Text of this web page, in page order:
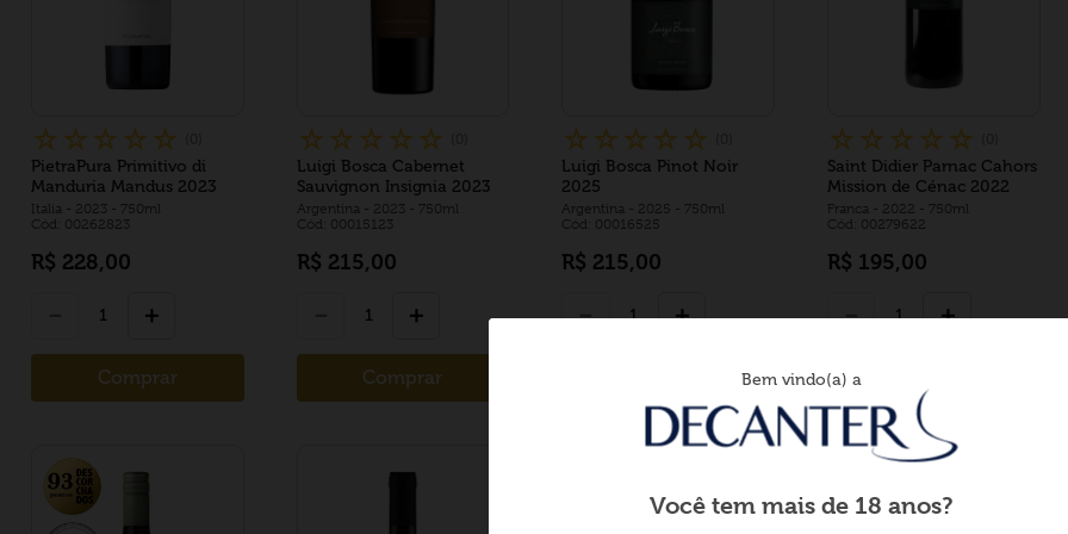
Bem vindo(a) a
Você tem mais de 18 anos?
☆ ☆ ☆ ☆ ☆
PietraPura Primitivo di
Manduria Mandus 2023
Italia - 2023 - 750ml
Cód: 00262823
R$ 228,00
＋
Comprar
☆ ☆ ☆ ☆ ☆
Luigi Bosca Cabernet
Sauvignon Insignia 2023
Argentina- 2023 - 750ml
Cód: 00015123
R$ 215,00
＋
Comprar
☆ ☆ ☆ ☆ ☆
Luigi Bosca Pinot Noir
2025
Argentina - 2025 - 750ml
Cód: 00016525
R$ 215,00
＋
－
☆ ☆ ☆ ☆ ☆
Saint Didier Parnac Cahors
Mission de Cénac 2022
Franca- 2022 - 750ml
Cód: 00279622
R$ 195,00
＋
－